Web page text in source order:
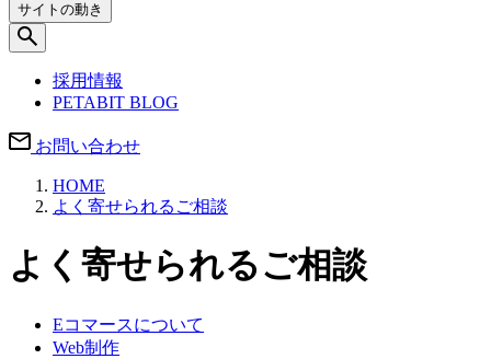
サイトの動き
採用情報
PETABIT BLOG
お問い合わせ
HOME
よく寄せられるご相談
よく寄せられるご相談
Eコマースについて
Web制作